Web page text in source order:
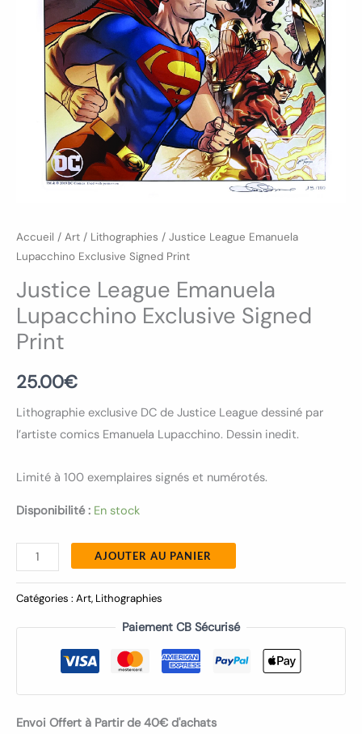
Accueil / Art / Lithographies / Justice League Emanuela
Lupacchino Exclusive Signed Print
Justice League Emanuela
Lupacchino Exclusive Signed
Print
25.00€
Lithographie exclusive DC de Justice League dessiné par
l’artiste comics Emanuela Lupacchino. Dessin inedit.
Limité à 100 exemplaires signés et numérotés.
Disponibilité : En stock
AJOUTER AU PANIER
Catégories : Art, Lithographies
Paiement CB Sécurisé
Envoi Offert à Partir de 40€ d'achats